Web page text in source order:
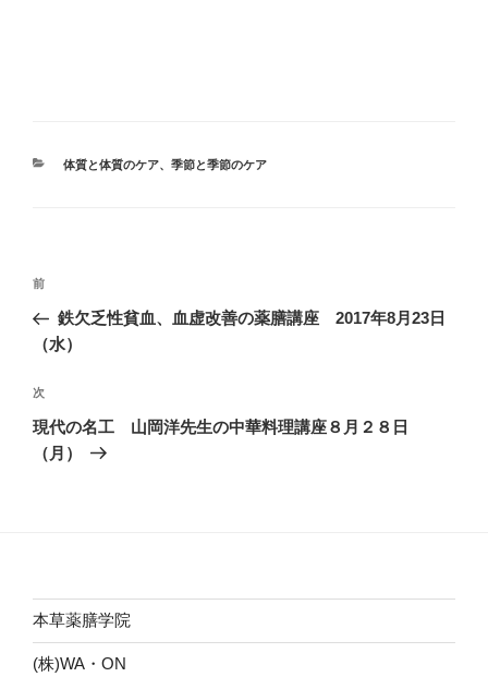
カ
体質と体質のケア、 季節と季節のケア
投
ナ
ゲ
ー
シ
前
の
投
前
鉄欠乏性貧血、血虚改善の薬膳講座 2017年8月23日
（水）
次
の
投
次
現代の名工 山岡洋先生の中華料理講座８月２８日
（月）
本草薬膳学院
(株)WA・ON